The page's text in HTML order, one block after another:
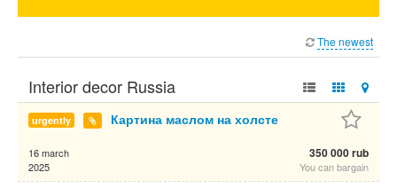
The newest
Interior decor Russia
urgently Картина маслом на холсте
16 march
2025
350 000 rub
You can bargain